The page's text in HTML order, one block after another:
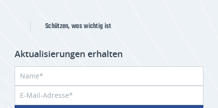
Schützen, was wichtig ist
Aktualisierungen erhalten